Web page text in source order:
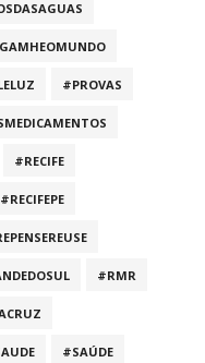
#PROVAS
#RECIFE
#RECIFEPE
#RMR
#SAÚDE